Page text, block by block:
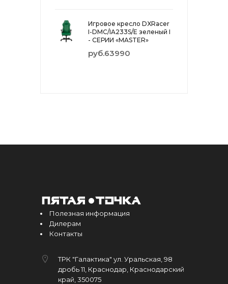
Игровое кресло DXRacer
I-DMC/IA233S/E зеленый I
- СЕРИИ «MASTER»
руб.63990
Полезная информация
Дилерам
Контакты
ТРК "Галактика" ул. Уральская, 98
дробь 11, Краснодар, Краснодарский
край, 350075